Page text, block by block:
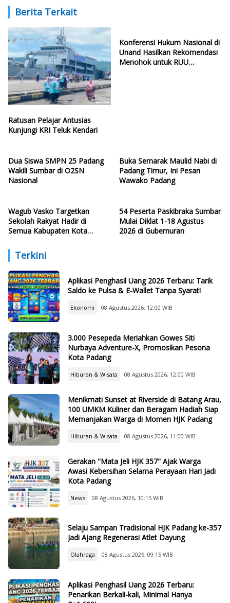
Berita Terkait
Ratusan Pelajar Antusias
Kunjungi KRI Teluk Kendari
Konferensi Hukum Nasional di
Unand Hasilkan Rekomendasi
Menohok untuk RUU
Dua Siswa SMPN 25 Padang
Wakili Sumbar di O2SN
Nasional
Buka Semarak Maulid Nabi di
Padang Timur, Ini Pesan
Wawako Padang
Wagub Vasko Targetkan
Sekolah Rakyat Hadir di
Semua Kabupaten Kota
54 Peserta Paskibraka Sumbar
Mulai Diklat 1-18 Agustus
2026 di Gubernuran
Terkini
Aplikasi Penghasil Uang 2026 Terbaru: Tarik
Saldo ke Pulsa & E-Wallet Tanpa Syarat!
Ekonomi 08 Agustus 2026, 12:00 WIB
3.000 Pesepeda Meriahkan Gowes Siti
Nurbaya Adventure-X, Promosikan Pesona
Kota Padang
Hiburan & Wisata 08 Agustus 2026, 12:00 WIB
Menikmati Sunset at Riverside di Batang Arau,
100 UMKM Kuliner dan Beragam Hadiah Siap
Memanjakan Warga di Momen HJK Padang
Hiburan & Wisata 08 Agustus 2026, 11:00 WIB
Gerakan "Mata Jeli HJK 357" Ajak Warga
Awasi Kebersihan Selama Perayaan Hari Jadi
Kota Padang
News 08 Agustus 2026, 10:15 WIB
Selaju Sampan Tradisional HJK Padang ke-357
Jadi Ajang Regenerasi Atlet Dayung
Olahraga 08 Agustus 2026, 09:15 WIB
Aplikasi Penghasil Uang 2026 Terbaru:
Penarikan Berkali-kali, Minimal Hanya